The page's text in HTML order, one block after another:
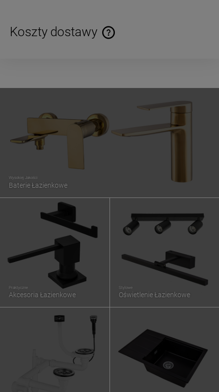
Koszty dostawy
Cena nie zawiera ewentualnych kosztów płatności
Wysokiej Jakości
Baterie Łazienkowe
Praktyczne
Akcesoria Łazienkowe
Stylowe
Oświetlenie Łazienkowe